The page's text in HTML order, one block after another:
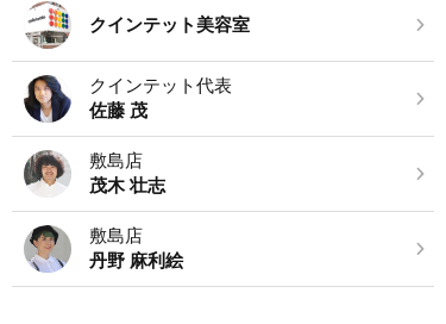
クインテット美容室
クインテット代表
佐藤 茂
敷島店
茂木 壮志
敷島店
丹野 麻利絵